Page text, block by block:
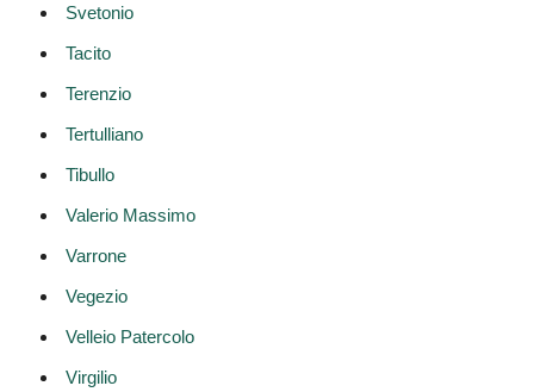
Svetonio
Tacito
Terenzio
Tertulliano
Tibullo
Valerio Massimo
Varrone
Vegezio
Velleio Patercolo
Virgilio